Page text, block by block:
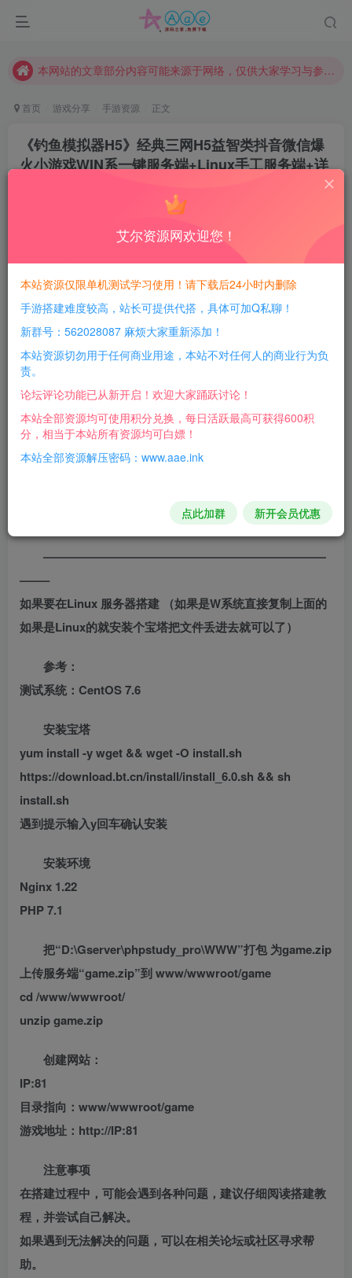
现在赞助会员享受专属折扣，详情点击此条公告。
本网站的文章部分内容可能来源于网络，仅供大家学习与参考，如有侵权，请联系站长QQ466107887进行删除处理。
首页 游戏分享 手游资源 正文
《钓鱼模拟器H5》经典三网H5益智类抖音微信爆
火小游戏WIN系一键服务端+Linux手工服务端+详
152
每日活跃最高可获得600积分！所有资源可以使用
积分免费兑换！
游戏介绍：
————————————————————————
——–
如果要在Linux 服务器搭建 （如果是W系统直接复制上面的
如果是Linux的就安装个宝塔把文件丢进去就可以了）
参考：
测试系统：CentOS 7.6
安装宝塔
yum install -y wget && wget -O install.sh
https://download.bt.cn/install/install_6.0.sh && sh
install.sh
遇到提示输入y回车确认安装
安装环境
Nginx 1.22
PHP 7.1
把“D:\Gserver\phpstudy_pro\WWW”打包 为game.zip
上传服务端“game.zip”到 www/wwwroot/game
cd /www/wwwroot/
unzip game.zip
创建网站：
IP:81
目录指向：www/wwwroot/game
游戏地址：http://IP:81
注意事项
在搭建过程中，可能会遇到各种问题，建议仔细阅读搭建教
程，并尝试自己解决。
如果遇到无法解决的问题，可以在相关论坛或社区寻求帮
助。
艾尔资源网欢迎您！
本站资源仅限单机测试学习使用！请下载后24小时内删除
手游搭建难度较高，站长可提供代搭，具体可加Q私聊！
新群号：562028087 麻烦大家重新添加！
本站资源切勿用于任何商业用途，本站不对任何人的商业行为负
责。
论坛评论功能已从新开启！欢迎大家踊跃讨论！
本站全部资源均可使用积分兑换，每日活跃最高可获得600积
分，相当于本站所有资源均可白嫖！
本站全部资源解压密码：www.aae.ink
点此加群 新开会员优惠